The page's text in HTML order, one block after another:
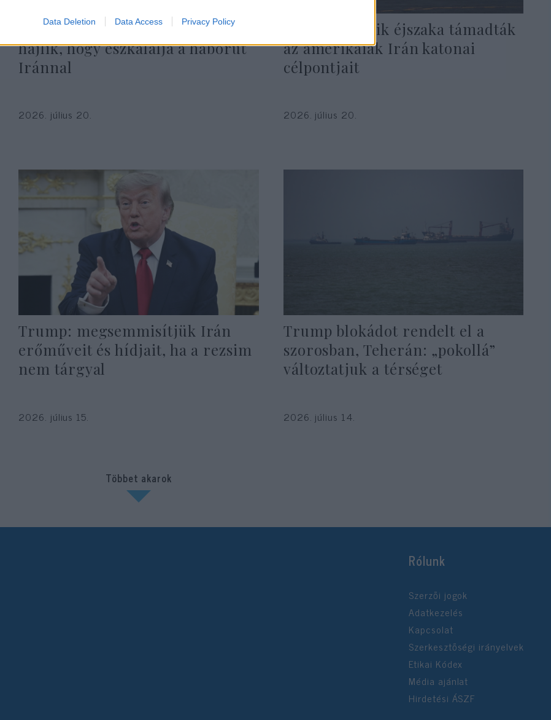
Data Deletion Data Access Privacy Policy
The Jerusalem Post: Trump arra
hajlik, hogy eszkalálja a háborút
Iránnal
2026. július 20.
Már kilencedik éjszaka támadták
az amerikaiak Irán katonai
célpontjait
2026. július 20.
Trump: megsemmisítjük Irán
erőműveit és hídjait, ha a rezsim
nem tárgyal
2026. július 15.
Trump blokádot rendelt el a
szorosban, Teherán: „pokollá”
változtatjuk a térséget
2026. július 14.
Többet akarok
Rólunk
Szerzői jogok
Adatkezelés
Kapcsolat
Szerkesztőségi irányelvek
Etikai Kódex
Média ajánlat
Hirdetési ÁSZF